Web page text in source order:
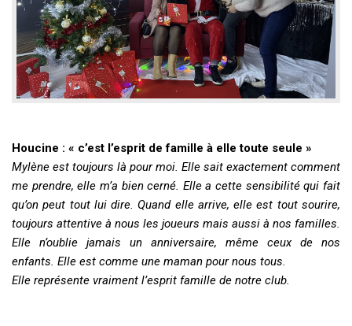
Houcine : « c’est l’esprit de famille à elle toute seule »
Mylène est toujours là pour moi. Elle sait exactement comment
me prendre, elle m’a bien cerné. Elle a cette sensibilité qui fait
qu’on peut tout lui dire. Quand elle arrive, elle est tout sourire,
toujours attentive à nous les joueurs mais aussi à nos familles.
Elle n’oublie jamais un anniversaire, même ceux de nos
enfants. Elle est comme une maman pour nous tous.
Elle représente vraiment l’esprit famille de notre club.